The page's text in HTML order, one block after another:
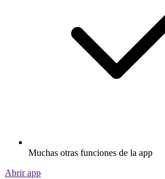
Muchas otras funciones de la app
Abrir app